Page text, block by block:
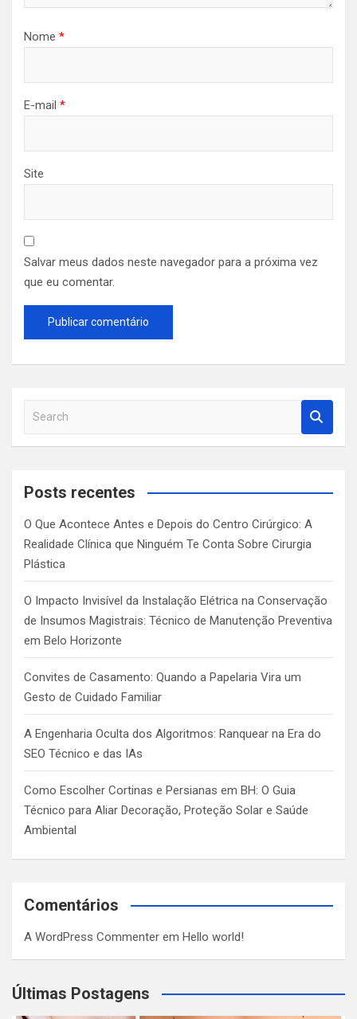
Nome *
E-mail *
Site
Salvar meus dados neste navegador para a próxima vez
que eu comentar.
a
c
Posts recentes
O Que Acontece Antes e Depois do Centro Cirúrgico: A
Realidade Clínica que Ninguém Te Conta Sobre Cirurgia
Plástica
O Impacto Invisível da Instalação Elétrica na Conservação
de Insumos Magistrais: Técnico de Manutenção Preventiva
em Belo Horizonte
Convites de Casamento: Quando a Papelaria Vira um
Gesto de Cuidado Familiar
A Engenharia Oculta dos Algoritmos: Ranquear na Era do
SEO Técnico e das IAs
Como Escolher Cortinas e Persianas em BH: O Guia
Técnico para Aliar Decoração, Proteção Solar e Saúde
Ambiental
Comentários
A WordPress Commenter em Hello world!
Últimas Postagens